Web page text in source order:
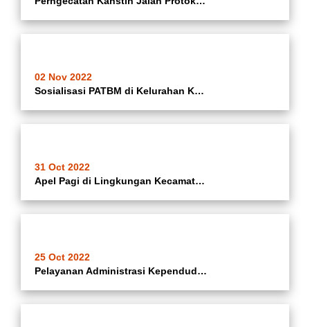
02 Nov 2022
Sosialisasi PATBM di Kelurahan Kebon Besar
31 Oct 2022
Apel Pagi di Lingkungan Kecamatan Batuceper (31-10-2022)
25 Oct 2022
Pelayanan Administrasi Kependudukan Mayarakat di Kantor Kelurahan Kebon Besar